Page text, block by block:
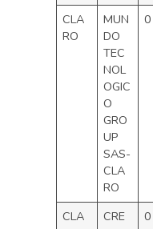
CLA
RO
MUN
DO
TEC
NOL
OGIC
O
GRO
UP
SAS-
CLA
RO
0
CLA
CRE
0